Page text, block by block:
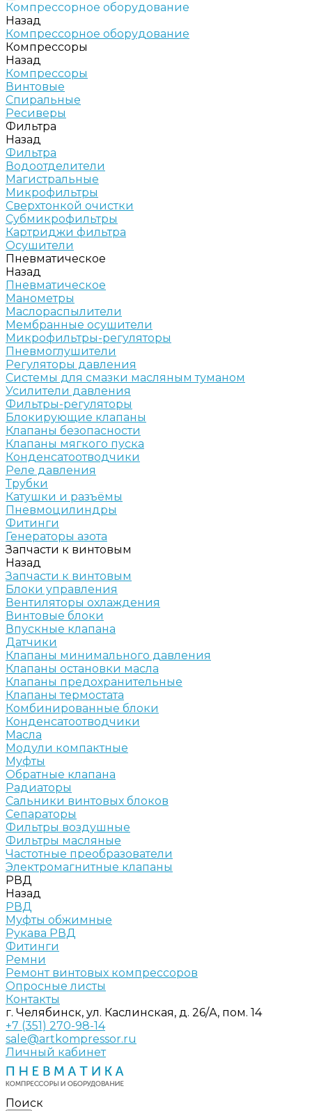
Компрессорное оборудование
Назад
Компрессорное оборудование
Компрессоры
Назад
Компрессоры
Винтовые
Спиральные
Ресиверы
Фильтра
Назад
Фильтра
Водоотделители
Магистральные
Микрофильтры
Сверхтонкой очистки
Субмикрофильтры
Картриджи фильтра
Осушители
Пневматическое
Назад
Пневматическое
Манометры
Маслораспылители
Мембранные осушители
Микрофильтры-регуляторы
Пневмоглушители
Регуляторы давления
Системы для смазки масляным туманом
Усилители давления
Фильтры-регуляторы
Блокирующие клапаны
Клапаны безопасности
Клапаны мягкого пуска
Конденсатоотводчики
Реле давления
Трубки
Катушки и разъёмы
Пневмоцилиндры
Фитинги
Генераторы азота
Запчасти к винтовым
Назад
Запчасти к винтовым
Блоки управления
Вентиляторы охлаждения
Винтовые блоки
Впускные клапана
Датчики
Клапаны минимального давления
Клапаны остановки масла
Клапаны предохранительные
Клапаны термостата
Комбинированные блоки
Конденсатоотводчики
Масла
Модули компактные
Муфты
Обратные клапана
Радиаторы
Сальники винтовых блоков
Сепараторы
Фильтры воздушные
Фильтры масляные
Частотные преобразователи
Электромагнитные клапаны
РВД
Назад
РВД
Муфты обжимные
Рукава РВД
Фитинги
Ремни
Ремонт винтовых компрессоров
Опросные листы
Контакты
г. Челябинск, ул. Каслинская, д. 26/А, пом. 14
+7 (351) 270-98-14
sale@artkompressor.ru
Личный кабинет
Поиск